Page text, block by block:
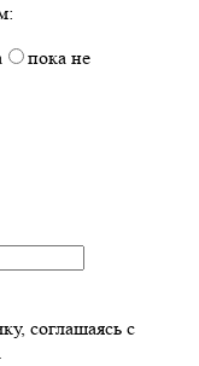
пока не
соглашаясь с
.